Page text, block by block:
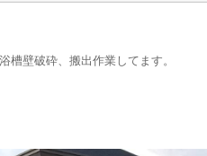
槽壁破砕、搬出作業してます。